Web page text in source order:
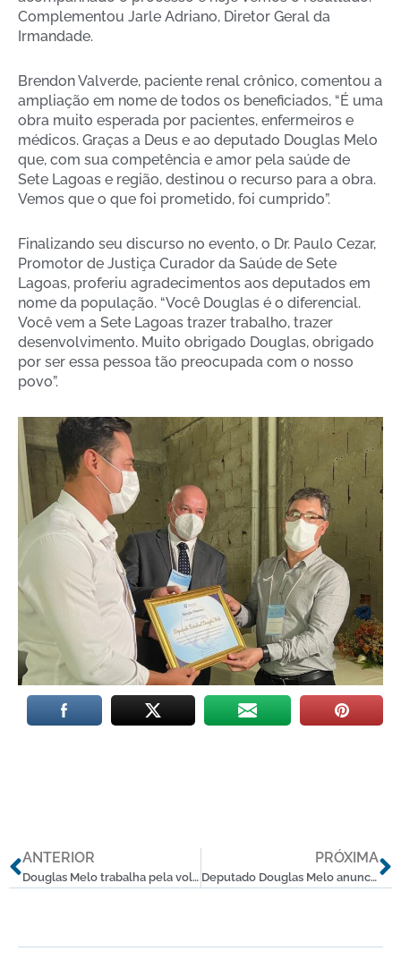
Complementou Jarle Adriano, Diretor Geral da
Irmandade.
Brendon Valverde, paciente renal crônico, comentou a
ampliação em nome de todos os beneficiados, “É uma
obra muito esperada por pacientes, enfermeiros e
médicos. Graças a Deus e ao deputado Douglas Melo
que, com sua competência e amor pela saúde de
Sete Lagoas e região, destinou o recurso para a obra.
Vemos que o que foi prometido, foi cumprido”.
Finalizando seu discurso no evento, o Dr. Paulo Cezar,
Promotor de Justiça Curador da Saúde de Sete
Lagoas, proferiu agradecimentos aos deputados em
nome da população. “Você Douglas é o diferencial.
Você vem a Sete Lagoas trazer trabalho, trazer
desenvolvimento. Muito obrigado Douglas, obrigado
por ser essa pessoa tão preocupada com o nosso
povo”.
Anterior
ANTERIOR
Douglas Melo trabalha pela volta das perícias médicas em Sete Lagoas para profissionais da educação
PRÓXIMA
Deputado Douglas Melo anuncia dois tomógrafos para Sete Lagoas